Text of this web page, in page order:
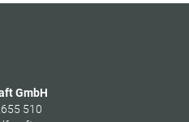
GmbH
510